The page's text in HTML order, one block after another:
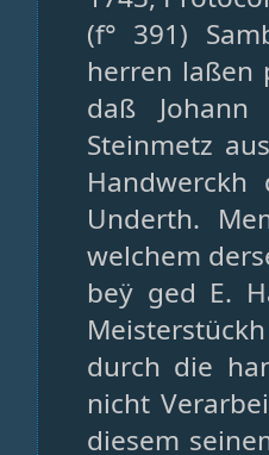
(f° 391)
herren laßen
daß
Steinmetz
Underth.
welchem
beÿ ged E.
durch die
nicht
diesem